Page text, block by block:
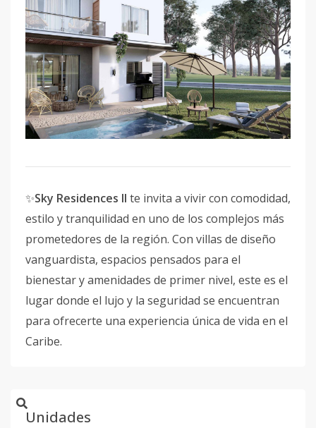
✨Sky Residences II te invita a vivir con comodidad,
estilo y tranquilidad en uno de los complejos más
prometedores de la región. Con villas de diseño
vanguardista, espacios pensados para el
bienestar y amenidades de primer nivel, este es el
lugar donde el lujo y la seguridad se encuentran
para ofrecerte una experiencia única de vida en el
Caribe.
Unidades